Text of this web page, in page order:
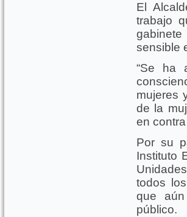
El
trabajo
sensible
“Se ha
mujeres
de la
en
Por su
Instituto
todos
que
público.